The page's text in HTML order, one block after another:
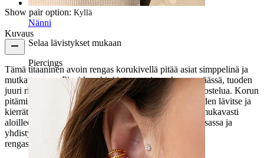
Nänni
Selaa lävistykset mukaan
Piercings
Show pair option: Kyllä
Kuvaus
Tämä titaaninen avoin rengas korukivellä pitää asiat simppelinä ja
mutkattomana. Pieni korukivi istuu avoimen kaaren päässä, tuoden
juuri riittävästi hienoa yksityiskohtaa ilman liikaa hienostelua. Korun
pitämiseksi työnnät vain avoimen päätyosan korvalehden lävitse ja
kierrät korua, kunnes se suuntaa eteenpäin ja asettuu mukavasti
aloilleen. Sopii erinomaisesti korvalehden ylä- tai alaosassa ja
yhdistyy luontevasti mihin tahansa muihin käyttämiisi
rengaskoruihin.